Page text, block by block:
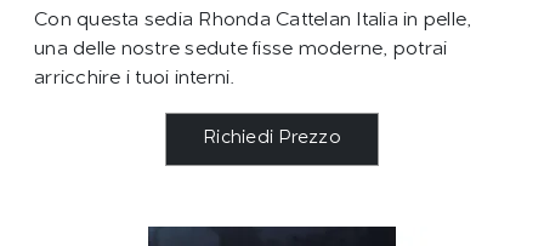
Con questa sedia Rhonda Cattelan Italia in pelle,
una delle nostre sedute fisse moderne, potrai
arricchire i tuoi interni.
Richiedi Prezzo